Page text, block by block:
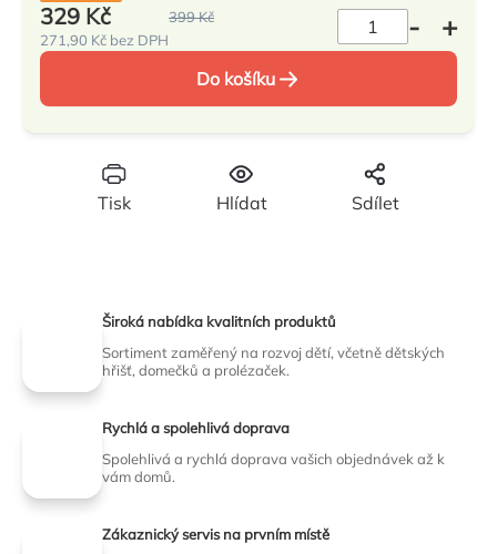
Tisk Hlídat Sdílet
399 Kč
329 Kč
271,90 Kč bez DPH
cena:Do košíku
Široká nabídka kvalitních produktů
Sortiment zaměřený na rozvoj dětí, včetně dětských
hřišť, domečků a prolézaček.
Rychlá a spolehlivá doprava
Spolehlivá a rychlá doprava vašich objednávek až k
vám domů.
Zákaznický servis na prvním místě